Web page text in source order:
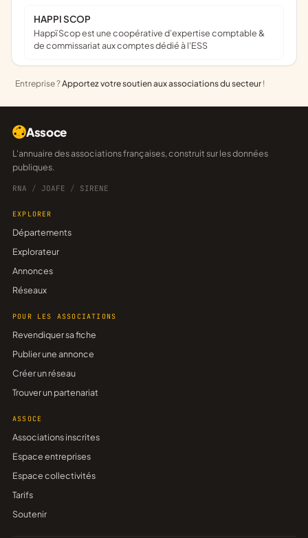
HAPPI SCOP
Happï Scop est une coopérative d’expertise comptable &
de commissariat aux comptes dédié à l'ESS
Entreprise ?Apportez votre soutien aux associations du secteur !
Assoce
L'annuaire des associations françaises, construit sur les données
publiques.
RNA / JOAFE / SIRENE
EXPLORER
Départements
Explorateur
Annonces
Réseaux
POUR LES ASSOCIATIONS
Revendiquer sa fiche
Publier une annonce
Créer un réseau
Trouver un partenariat
ASSOCE
Associations inscrites
Espace entreprises
Espace collectivités
Tarifs
Soutenir